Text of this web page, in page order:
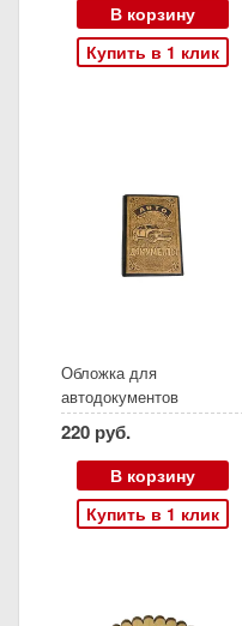
В корзину
Купить в 1 клик
Обложка для
автодокументов
220 руб.
В корзину
Купить в 1 клик